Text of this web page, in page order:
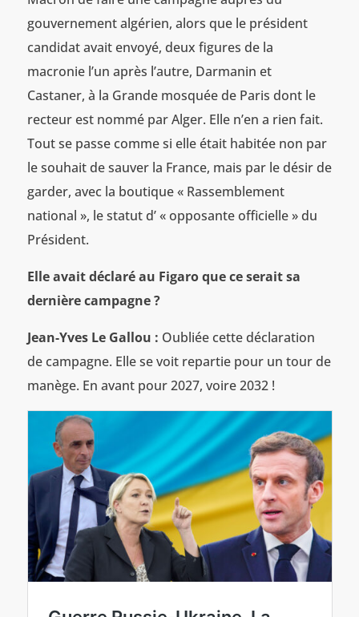
gouvernement algérien, alors que le président
candidat avait envoyé, deux figures de la
macronie l’un après l’autre, Darmanin et
Castaner, à la Grande mosquée de Paris dont le
recteur est nommé par Alger. Elle n’en a rien fait.
Tout se passe comme si elle était habitée non par
le souhait de sauver la France, mais par le désir de
garder, avec la boutique « Rassemblement
national », le statut d’ « opposante officielle » du
Président.
Elle avait déclaré au Figaro que ce serait sa
dernière campagne ?
Jean-Yves Le Gallou : Oubliée cette déclaration
de campagne. Elle se voit repartie pour un tour de
manège. En avant pour 2027, voire 2032 !